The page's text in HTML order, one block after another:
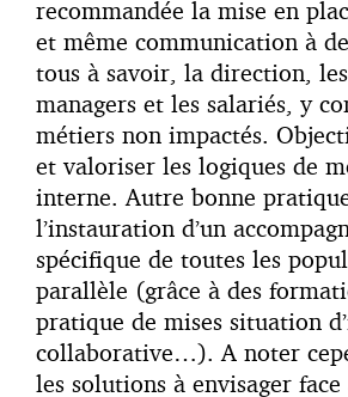
recommandée la mise en
et même communication à
tous à savoir, la direction,
managers et les salariés, y
métiers non impactés.
et valoriser les logiques de
interne. Autre bonne
l’instauration d’un
spécifique de toutes les
parallèle (grâce à des
pratique de mises situation
collaborative…). A noter
les solutions à envisager